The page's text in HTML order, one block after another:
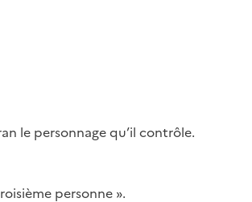
le personnage qu’il contrôle.
personne ».